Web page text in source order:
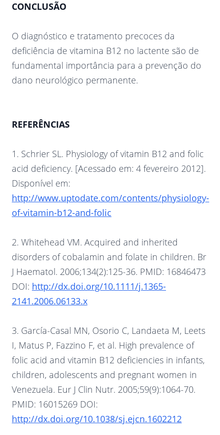
CONCLUSÃO
O diagnóstico e tratamento precoces da
deficiência de vitamina B12 no lactente são de
fundamental importância para a prevenção do
dano neurológico permanente.
REFERÊNCIAS
1. Schrier SL. Physiology of vitamin B12 and folic
acid deficiency. [Acessado em: 4 fevereiro 2012].
Disponível em:
http://www.uptodate.com/contents/physiology-
of-vitamin-b12-and-folic
2. Whitehead VM. Acquired and inherited
disorders of cobalamin and folate in children. Br
J Haematol. 2006;134(2):125-36. PMID: 16846473
DOI: http://dx.doi.org/10.1111/j.1365-
2141.2006.06133.x
3. García-Casal MN, Osorio C, Landaeta M, Leets
I, Matus P, Fazzino F, et al. High prevalence of
folic acid and vitamin B12 deficiencies in infants,
children, adolescents and pregnant women in
Venezuela. Eur J Clin Nutr. 2005;59(9):1064-70.
PMID: 16015269 DOI:
http://dx.doi.org/10.1038/sj.ejcn.1602212